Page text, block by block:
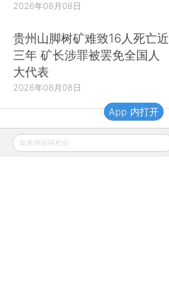
2026年08月08日
贵州山脚树矿难致16人死亡近
三年 矿长涉罪被罢免全国人
大代表
2026年08月08日
财新移动
发表评论得积分
App 内打开